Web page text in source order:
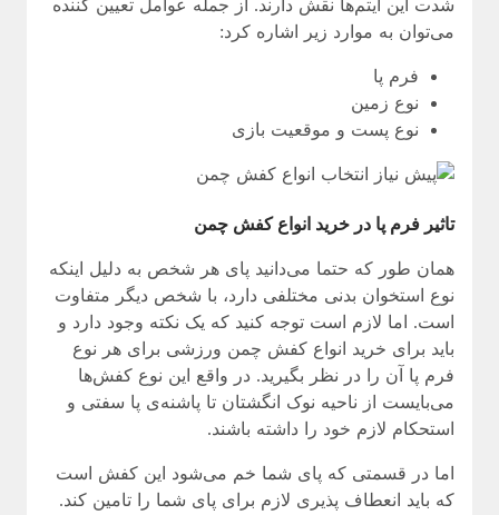
شدت این آیتم‌ها نقش دارند. از جمله عوامل تعیین کننده
می‌توان به موارد زیر اشاره کرد:
فرم پا
نوع زمین
نوع پست و موقعیت بازی
تاثیر فرم پا در خرید انواع کفش چمن
همان طور که حتما می‌دانید پای هر شخص به دلیل اینکه
نوع استخوان بدنی مختلفی دارد، با شخص دیگر متفاوت
است. اما لازم است توجه کنید که یک نکته وجود دارد و
باید برای خرید انواع کفش چمن ورزشی برای هر نوع
فرم پا آن را در نظر بگیرید. در واقع این نوع کفش‌ها
می‌بایست از ناحیه نوک انگشتان تا پاشنه‌ی پا سفتی و
استحکام لازم خود را داشته باشند.
اما در قسمتی که پای شما خم می‌شود این کفش است
که باید انعطاف پذیری لازم برای پای شما را تامین کند.